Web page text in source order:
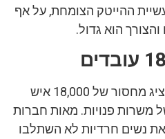
ההייטק הצומחת, על אף
הוא גדול.
דו”ח של רשות החדשנות מציג מחסור של 18,000 איש
משרות פנויות. מאות חברות
נשים חרדיות לא השתלבו